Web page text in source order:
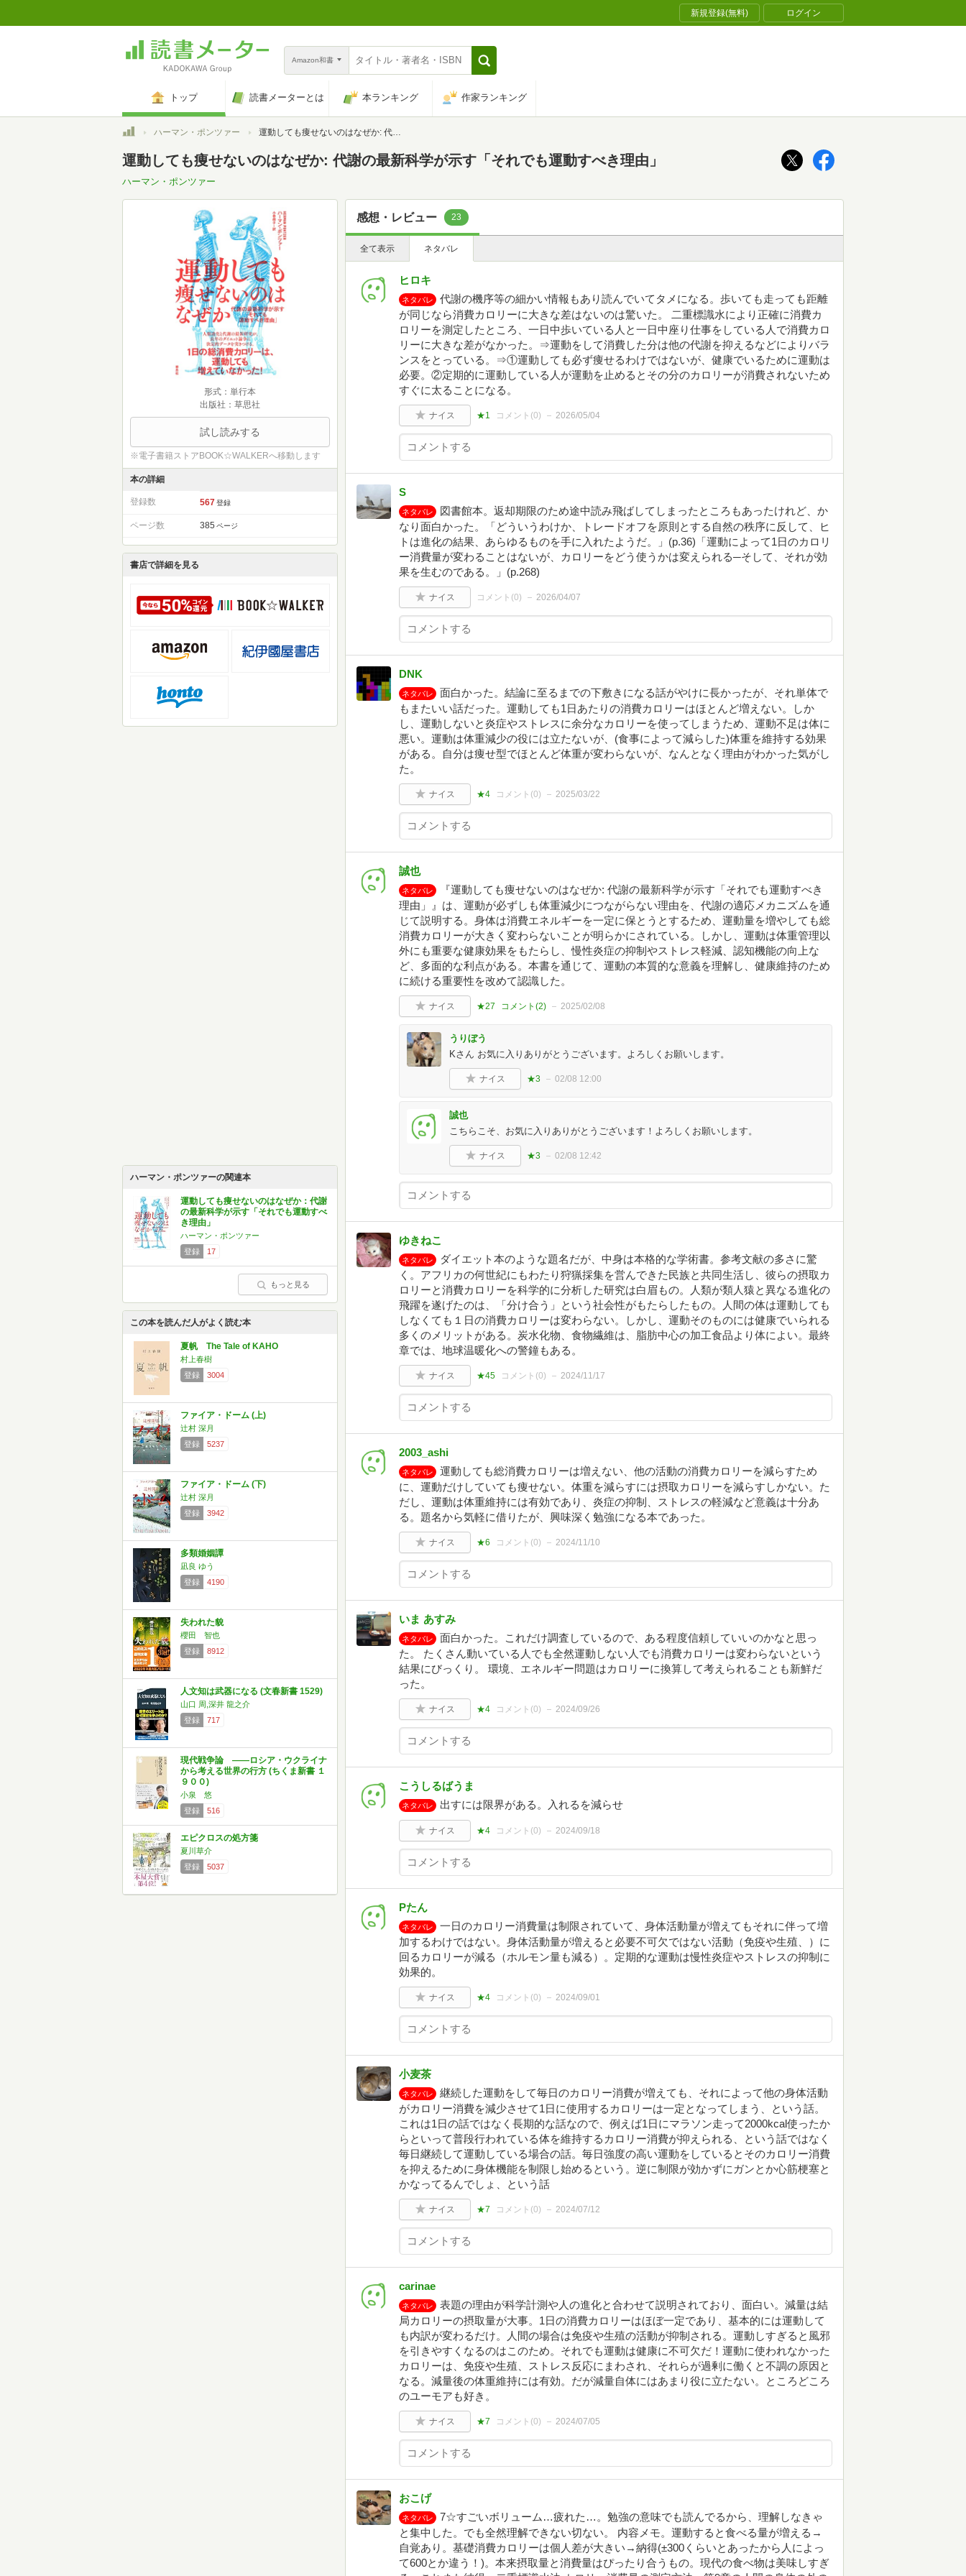
新規登録(無料) ログイン
Amazon和書
トップ 読書メーターとは 本ランキング 作家ランキング
トップハーマン・ポンツァー 運動しても痩せないのはなぜか: 代謝の最新科学が示す「それでも運動すべき理由」
運動しても痩せないのはなぜか: 代謝の最新科学が示す「それでも運動すべき理由」
ハーマン・ポンツァー
形式：単行本
出版社：草思社
試し読みする
※電子書籍ストアBOOK☆WALKERへ移動します
本の詳細
登録数 567 登録
ページ数 385 ページ
書店で詳細を見る
ハーマン・ポンツァーの関連本
運動しても痩せないのはなぜか：代謝
の最新科学が示す「それでも運動すべ
き理由」
ハーマン・ポンツァー
登録
17
もっと見る
この本を読んだ人がよく読む本
夏帆 The Tale of KAHO
村上春樹
登録
3004
ファイア・ドーム (上)
辻村 深月
登録
5237
ファイア・ドーム (下)
辻村 深月
登録
3942
多類婚姻譚
凪良 ゆう
登録
4190
失われた貌
櫻田 智也
登録
8912
人文知は武器になる (文春新書 1529)
山口 周,深井 龍之介
登録
717
現代戦争論 ――ロシア・ウクライナ
から考える世界の行方 (ちくま新書 １
９００)
小泉 悠
登録
516
エピクロスの処方箋
夏川草介
登録
5037
感想・レビュー 23
全て表示 ネタバレ
ヒロキ
ネタバレ
代謝の機序等の細かい情報もあり読んでいてタメになる。歩いても走っても距離
が同じなら消費カロリーに大きな差はないのは驚いた。 二重標識水により正確に消費カ
ロリーを測定したところ、一日中歩いている人と一日中座り仕事をしている人で消費カロ
リーに大きな差がなかった。⇒運動をして消費した分は他の代謝を抑えるなどによりバラ
ンスをとっている。⇒①運動しても必ず痩せるわけではないが、健康でいるために運動は
必要。②定期的に運動している人が運動を止めるとその分のカロリーが消費されないため
すぐに太ることになる。
ナイス ★1 コメント(0) 2026/05/04
S
ネタバレ
図書館本。返却期限のため途中読み飛ばしてしまったところもあったけれど、か
なり面白かった。「どういうわけか、トレードオフを原則とする自然の秩序に反して、ヒ
トは進化の結果、あらゆるものを手に入れたようだ。」(p.36)「運動によって1日のカロリ
ー消費量が変わることはないが、カロリーをどう使うかは変えられる─そして、それが効
果を生むのである。」(p.268)
ナイス コメント(0) 2026/04/07
DNK
ネタバレ
面白かった。結論に至るまでの下敷きになる話がやけに長かったが、それ単体で
もまたいい話だった。運動しても1日あたりの消費カロリーはほとんど増えない。しか
し、運動しないと炎症やストレスに余分なカロリーを使ってしまうため、運動不足は体に
悪い。運動は体重減少の役には立たないが、(食事によって減らした)体重を維持する効果
がある。自分は痩せ型でほとんど体重が変わらないが、なんとなく理由がわかった気がし
た。
ナイス ★4 コメント(0) 2025/03/22
誠也
ネタバレ
『運動しても痩せないのはなぜか: 代謝の最新科学が示す「それでも運動すべき
理由」』は、運動が必ずしも体重減少につながらない理由を、代謝の適応メカニズムを通
じて説明する。身体は消費エネルギーを一定に保とうとするため、運動量を増やしても総
消費カロリーが大きく変わらないことが明らかにされている。しかし、運動は体重管理以
外にも重要な健康効果をもたらし、慢性炎症の抑制やストレス軽減、認知機能の向上な
ど、多面的な利点がある。本書を通じて、運動の本質的な意義を理解し、健康維持のため
に続ける重要性を改めて認識した。
ナイス ★27 コメント(2) 2025/02/08
うりぼう
Kさん お気に入りありがとうございます。よろしくお願いします。
ナイス ★3 02/08 12:00
誠也
こちらこそ、お気に入りありがとうございます！よろしくお願いします。
ナイス ★3 02/08 12:42
ゆきねこ
ネタバレ
ダイエット本のような題名だが、中身は本格的な学術書。参考文献の多さに驚
く。アフリカの何世紀にもわたり狩猟採集を営んできた民族と共同生活し、彼らの摂取カ
ロリーと消費カロリーを科学的に分析した研究は白眉もの。人類が類人猿と異なる進化の
飛躍を遂げたのは、「分け合う」という社会性がもたらしたもの。人間の体は運動しても
しなくても１日の消費カロリーは変わらない。しかし、運動そのものには健康でいられる
多くのメリットがある。炭水化物、食物繊維は、脂肪中心の加工食品より体によい。最終
章では、地球温暖化への警鐘もある。
ナイス ★45 コメント(0) 2024/11/17
2003_ashi
ネタバレ
運動しても総消費カロリーは増えない、他の活動の消費カロリーを減らすため
に、運動だけしていても痩せない。体重を減らすには摂取カロリーを減らすしかない。た
だし、運動は体重維持には有効であり、炎症の抑制、ストレスの軽減など意義は十分あ
る。題名から気軽に借りたが、興味深く勉強になる本であった。
ナイス ★6 コメント(0) 2024/11/10
いま あすみ
ネタバレ
面白かった。これだけ調査しているので、ある程度信頼していいのかなと思っ
た。 たくさん動いている人でも全然運動しない人でも消費カロリーは変わらないという
結果にびっくり。 環境、エネルギー問題はカロリーに換算して考えられることも新鮮だ
った。
ナイス ★4 コメント(0) 2024/09/26
こうしるばうま
ネタバレ 出すには限界がある。入れるを減らせ
ナイス ★4 コメント(0) 2024/09/18
Pたん
ネタバレ
一日のカロリー消費量は制限されていて、身体活動量が増えてもそれに伴って増
加するわけではない。身体活動量が増えると必要不可欠ではない活動（免疫や生殖、）に
回るカロリーが減る（ホルモン量も減る）。定期的な運動は慢性炎症やストレスの抑制に
効果的。
ナイス ★4 コメント(0) 2024/09/01
小麦茶
ネタバレ
継続した運動をして毎日のカロリー消費が増えても、それによって他の身体活動
がカロリー消費を減少させて1日に使用するカロリーは一定となってしまう、という話。
これは1日の話ではなく長期的な話なので、例えば1日にマラソン走って2000kcal使ったか
らといって普段行われている体を維持するカロリー消費が抑えられる、という話ではなく
毎日継続して運動している場合の話。毎日強度の高い運動をしているとそのカロリー消費
を抑えるために身体機能を制限し始めるという。逆に制限が効かずにガンとか心筋梗塞と
かなってるんでしょ、という話
ナイス ★7 コメント(0) 2024/07/12
carinae
ネタバレ
表題の理由が科学計測や人の進化と合わせて説明されており、面白い。減量は結
局カロリーの摂取量が大事。1日の消費カロリーはほぼ一定であり、基本的には運動して
も内訳が変わるだけ。人間の場合は免疫や生殖の活動が抑制される。運動しすぎると風邪
を引きやすくなるのはこのため。それでも運動は健康に不可欠だ！運動に使われなかった
カロリーは、免疫や生殖、ストレス反応にまわされ、それらが過剰に働くと不調の原因と
なる。減量後の体重維持には有効。だが減量自体にはあまり役に立たない。ところどころ
のユーモアも好き。
ナイス ★7 コメント(0) 2024/07/05
おこげ
ネタバレ
7☆すごいボリューム…疲れた…。勉強の意味でも読んでるから、理解しなきゃ
と集中した。でも全然理解できない切ない。 内容メモ。運動すると食べる量が増える→
自覚あり。基礎消費カロリーは個人差が大きい→納得(±300くらいとあったから人によっ
て600とか違う！)。本来摂取量と消費量はぴったり合うもの。現代の食べ物は美味しすぎ